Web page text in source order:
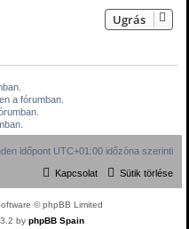
Ugrás
a fórumban.
időpont UTC+01:00 időzóna szerinti
Sütik törlése
Kapcsolat
© phpBB Limited
by phpBB Spain